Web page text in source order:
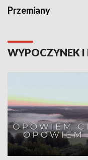
Przemiany
WYPOCZYNEK I